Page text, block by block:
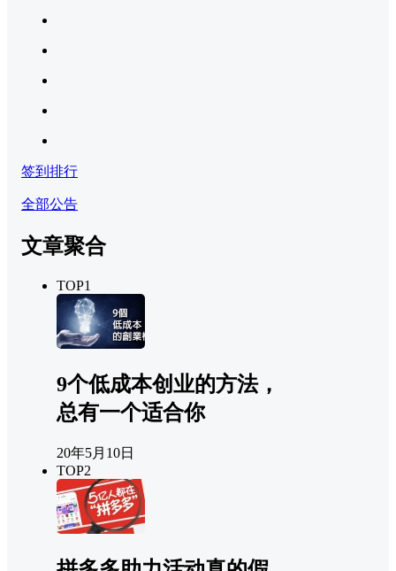
签到排行
全部公告
文章聚合
TOP1
9个低成本创业的方法，
总有一个适合你
20年5月10日
TOP2